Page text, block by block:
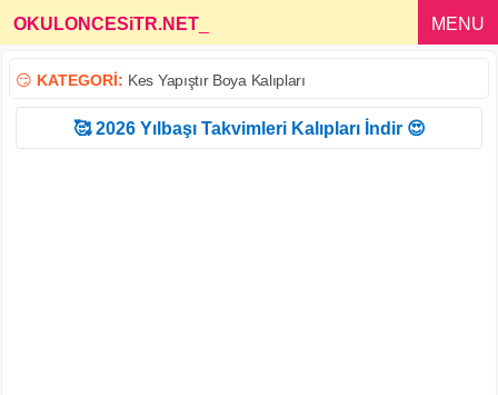
OKULONCESiTR.NET MENU
😏 KATEGORİ: Kes Yapıştır Boya Kalıpları
🥰 2026 Yılbaşı Takvimleri Kalıpları İndir 😍